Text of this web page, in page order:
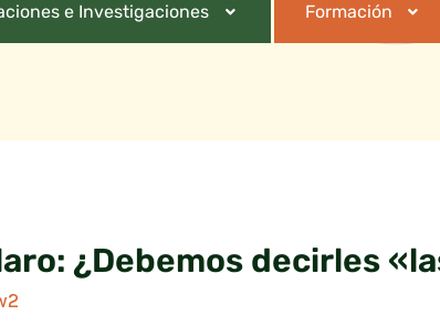
e Investigaciones Formación
¿Debemos decirles